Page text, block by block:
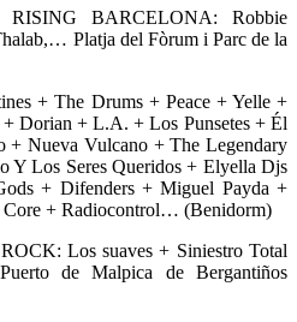
BARCELONA: Robbie
Platja del Fòrum i Parc de la
+ The Drums + Peace + Yelle +
Dorian + L.A. + Los Punsetes + Él
+ Nueva Vulcano + The Legendary
Y Los Seres Queridos + Elyella Djs
+ Difenders + Miguel Payda +
Core + Radiocontrol… (Benidorm)
Los suaves + Siniestro Total
de Malpica de Bergantiños